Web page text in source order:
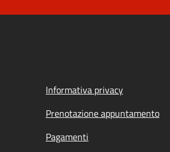
Informativa privacy
Prenotazione appuntamento
Pagamenti